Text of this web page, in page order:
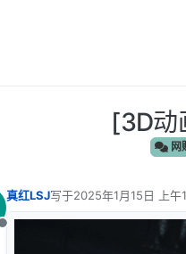
[3D动
网
离线
真红LSJ写于2025年1月15日 上午
最后由 编辑